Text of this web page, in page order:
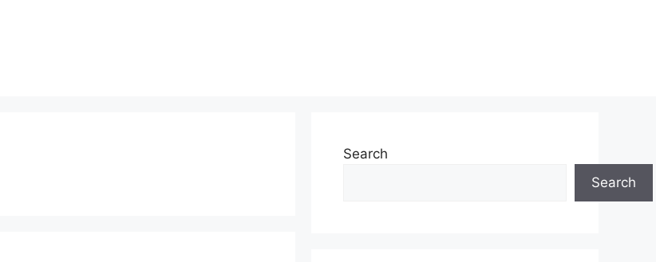
Search
Search